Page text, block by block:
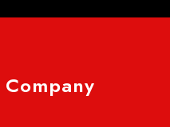
Company